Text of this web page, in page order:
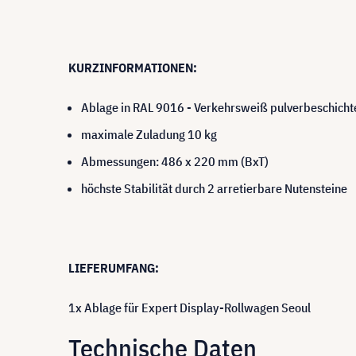
KURZINFORMATIONEN:
Ablage in RAL 9016 - Verkehrsweiß
maximale Zuladung 10 kg
Abmessungen: 486 x 220 mm (BxT)
höchste Stabilität durch 2 arretierbare Nutensteine
LIEFERUMFANG:
1x Ablage für Expert Display-Rollwagen Seoul
Technische Daten